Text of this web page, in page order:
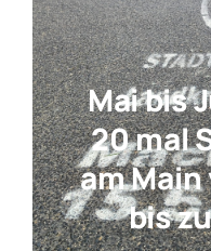
Mai bis
20 mal
am
bis